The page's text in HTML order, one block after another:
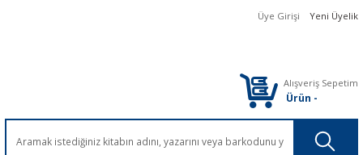
Üye Girişi Yeni Üyelik
Alışveriş Sepetim
Ürün -